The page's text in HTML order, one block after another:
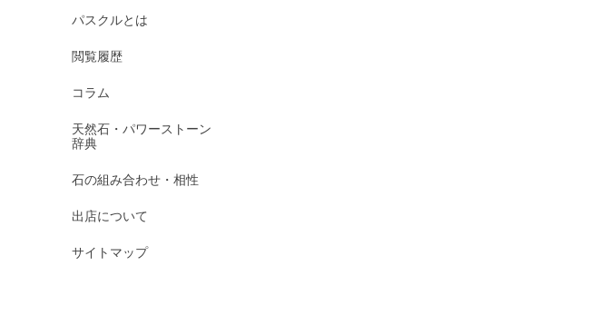
パスクルとは
閲覧履歴
コラム
天然石・パワーストーン
辞典
石の組み合わせ・相性
出店について
サイトマップ